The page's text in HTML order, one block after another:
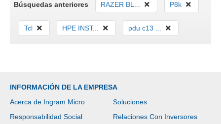
Búsquedas anteriores RAZER BL... P8k
Tcl HPE INST... pdu c13 ...
INFORMACIÓN DE LA EMPRESA
Acerca de Ingram Micro
Soluciones
Responsabilidad Social
Relaciones Con Inversores